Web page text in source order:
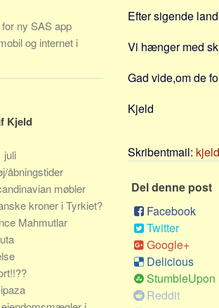
Efter sigende
Vi hænger med
Gad vide,om de
Kjeld
Skribentmail:
Del denne post
Facebook
Twitter
Google+
Delicious
StumbleUpon
Reddit
ny SAS app
og internet i
Kjeld
juli
åbningstider
møbler
kroner i Tyrkiet?
Mahmutlar